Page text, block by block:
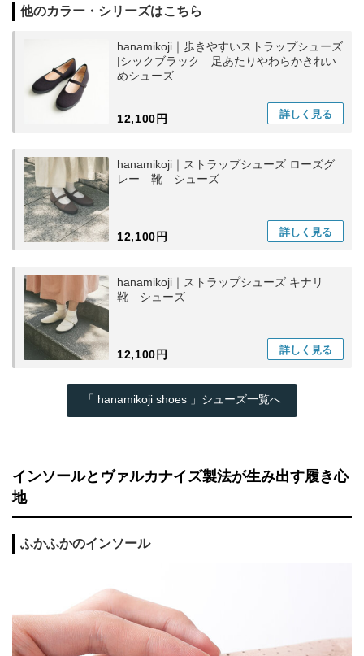
他のカラー・シリーズはこちら
hanamikoji｜歩きやすいストラップシューズ
|シックブラック 足あたりやわらかきれい
めシューズ
12,100円 詳しく 見る
hanamikoji｜ストラップシューズ ローズグ
レー 靴 シューズ
12,100円 詳しく 見る
hanamikoji｜ストラップシューズ キナリ
靴 シューズ
12,100円 詳しく 見る
「 hanamikoji shoes 」シューズ一覧へ
インソールとヴァルカナイズ製法が生み出す履き心
地
ふかふかのインソール